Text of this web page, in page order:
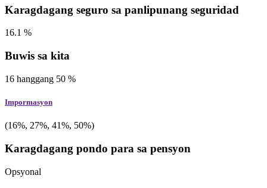
Karagdagang seguro sa panlipunang seguridad
16.1 %
Buwis sa kita
16 hanggang 50 %
Impormasyon
(16%, 27%, 41%, 50%)
Karagdagang pondo para sa pensyon
Opsyonal